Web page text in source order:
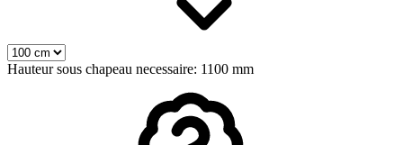
Hauteur sous chapeau necessaire: 1100 mm